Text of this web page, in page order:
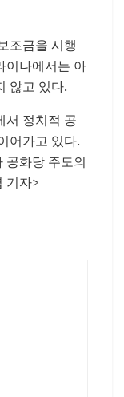
조금을 시행
이나에서는 아
않고 있다.
서 정치적 공
어가고 있다.
공화당 주도의
기자>